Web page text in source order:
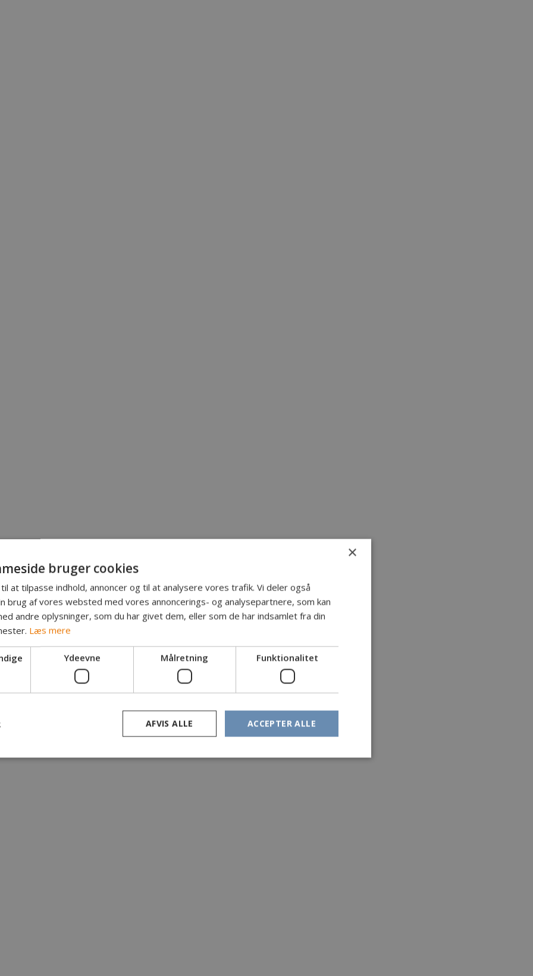
×
bruger cookies
at tilpasse indhold, annoncer og til at analysere vores trafik. Vi deler også
brug af vores websted med vores annoncerings- og analysepartnere, som kan
andre oplysninger, som du har givet dem, eller som de har indsamlet fra din
Læs mere
Ydeevne Målretning Funktionalitet
ACCEPTER ALLE
AFVIS ALLE